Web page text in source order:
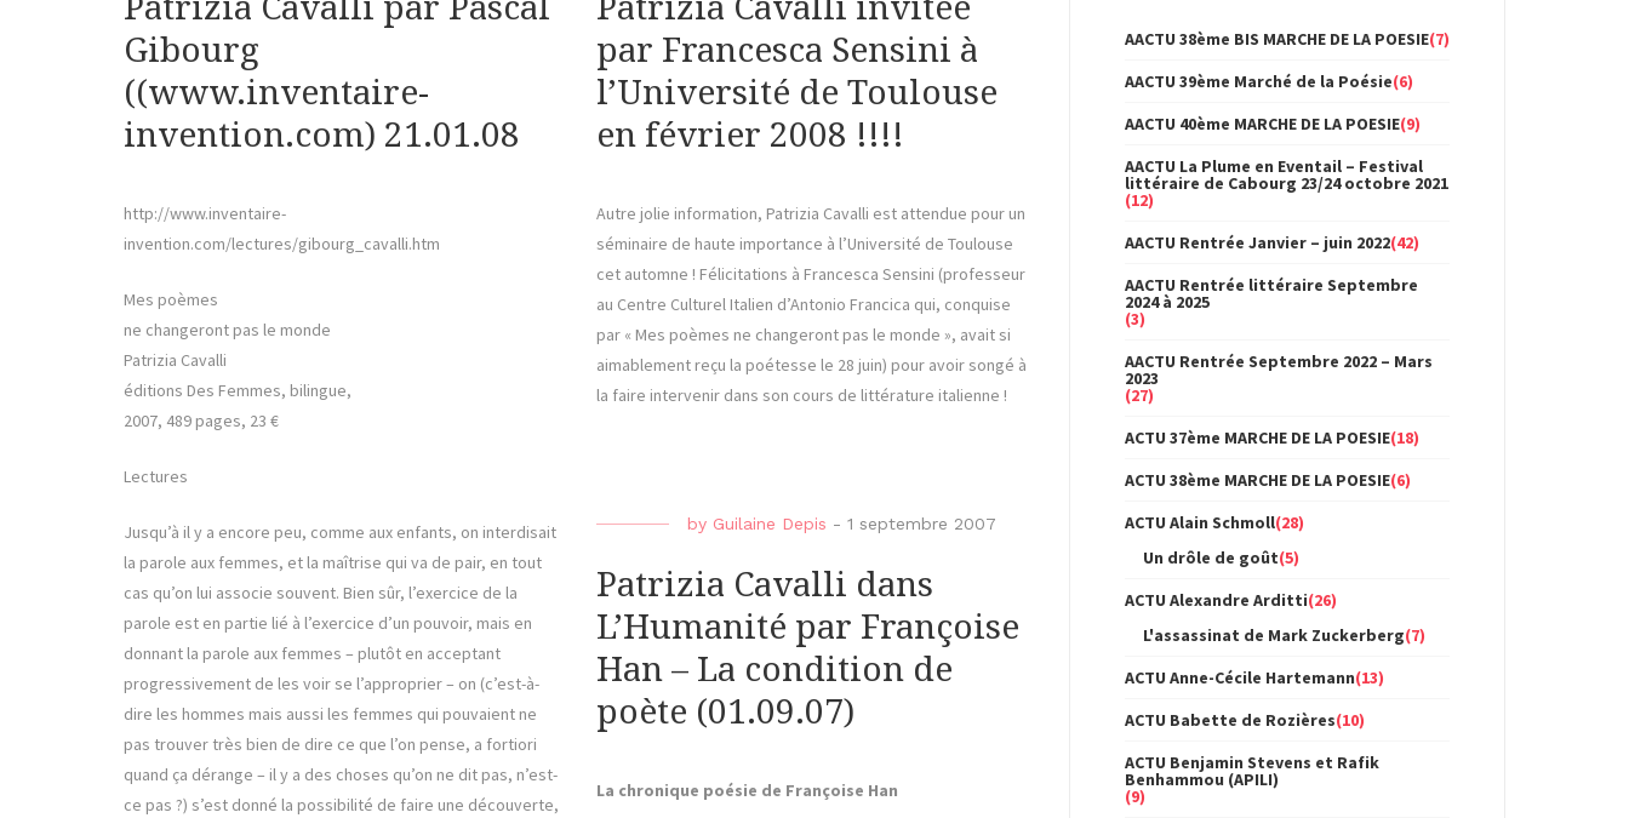
Patrizia Cavalli par Pascal
Gibourg
((www.inventaire-
invention.com) 21.01.08
http://www.inventaire-
invention.com/lectures/gibourg_cavalli.htm
Mes poèmes
ne changeront pas le monde
Patrizia Cavalli
éditions Des Femmes, bilingue,
2007, 489 pages, 23 €
Lectures
Jusqu’à il y a encore peu, comme aux enfants, on interdisait
la parole aux femmes, et la maîtrise qui va de pair, en tout
cas qu’on lui associe souvent. Bien sûr, l’exercice de la
parole est en partie lié à l’exercice d’un pouvoir, mais en
donnant la parole aux femmes – plutôt en acceptant
progressivement de les voir se l’approprier – on (c’est-à-
dire les hommes mais aussi les femmes qui pouvaient ne
pas trouver très bien de dire ce que l’on pense, a fortiori
quand ça dérange – il y a des choses qu’on ne dit pas, n’est-
ce pas ?) s’est donné la possibilité de faire une découverte,
Patrizia Cavalli invitée
par Francesca Sensini à
l’Université de Toulouse
en février 2008 !!!!
Autre jolie information, Patrizia Cavalli est attendue pour un
séminaire de haute importance à l’Université de Toulouse
cet automne ! Félicitations à Francesca Sensini (professeur
au Centre Culturel Italien d’Antonio Francica qui, conquise
par « Mes poèmes ne changeront pas le monde », avait si
aimablement reçu la poétesse le 28 juin) pour avoir songé à
la faire intervenir dans son cours de littérature italienne !
by Guilaine Depis - 1 septembre 2007
Patrizia Cavalli dans
L’Humanité par Françoise
Han – La condition de
poète (01.09.07)
La chronique poésie de Françoise Han
AACTU 38ème BIS MARCHE DE LA POESIE(7)
AACTU 39ème Marché de la Poésie(6)
AACTU 40ème MARCHE DE LA POESIE(9)
AACTU La Plume en Eventail – Festival
littéraire de Cabourg 23/24 octobre 2021
(12)
AACTU Rentrée Janvier – juin 2022(42)
AACTU Rentrée littéraire Septembre
2024 à 2025
(3)
AACTU Rentrée Septembre 2022 – Mars
2023
(27)
ACTU 37ème MARCHE DE LA POESIE(18)
ACTU 38ème MARCHE DE LA POESIE(6)
ACTU Alain Schmoll(28)
Un drôle de goût(5)
ACTU Alexandre Arditti(26)
L'assassinat de Mark Zuckerberg(7)
ACTU Anne-Cécile Hartemann(13)
ACTU Babette de Rozières(10)
ACTU Benjamin Stevens et Rafik
Benhammou (APILI)
(9)